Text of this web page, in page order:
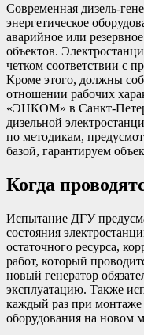
Современная дизель-
энергетическое
аварийное или
объектов.
четком соответствии с
Кроме этого, должны
отношении рабочих
«ЭНКОМ» в Санкт-
дизельной
по методикам,
базой, гарантируем
Когда
Испытание ДГУ
состояния
остаточного ресурса,
работ, который
новый генератор
эксплуатацию. Также
каждый раз при монтаже
оборудования на новом